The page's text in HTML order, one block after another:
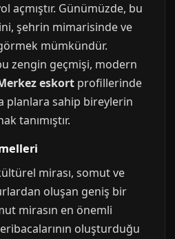
açmıştır. Günümüzde, bu
şehrin mimarisinde ve
mümkündür.
zengin geçmişi, modern
eskort profillerinde
planlara sahip bireylerin
tanımıştır.
mirası, somut ve
oluşan geniş bir
mirasın en önemli
oluşturduğu